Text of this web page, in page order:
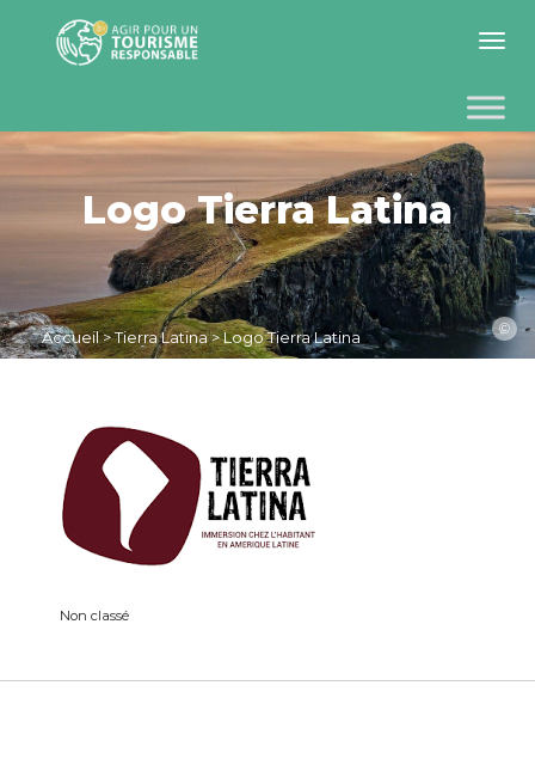
Toggle
Logo Tierra Latina
Accueil>Tierra Latina>Logo Tierra Latina ©
Non classé